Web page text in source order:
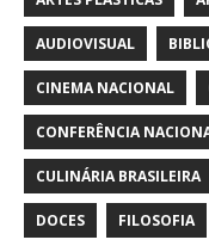
AUDIOVISUAL
CINEMA NACIONAL
CONFERÊNCIA
CULINÁRIA BRASILEIRA
DOCES FILOSOFIA